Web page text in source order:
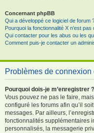
Concernant phpBB
Qui a développé ce logiciel de forum
Pourquoi la fonctionnalité X n’est pas
Qui contacter pour les abus ou les
Comment puis-je contacter un
Problèmes de connexion
Pourquoi dois-je m’enregistrer ?
Vous pouvez ne pas le faire,
configuré les forums afin qu’il
messages. Par ailleurs,
fonctionnalités supplémentaires
personnalisés, la messagerie